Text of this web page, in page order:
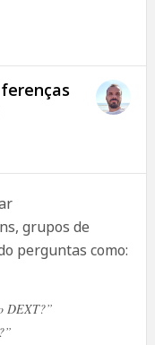
grupos de
perguntas como:
DEXT?”